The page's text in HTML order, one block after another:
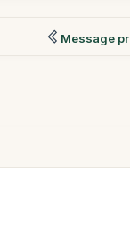
Message